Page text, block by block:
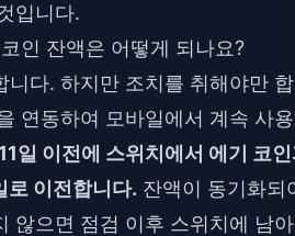
입니다.
인 잔액은 어떻게 되나요?
니다. 하지만 조치를 취해야만
연동하여 모바일에서 계속 사
일 이전에 스위치에서 에기 코
로 이전합니다. 잔액이 동기화되
않으면 점검 이후 스위치에 남